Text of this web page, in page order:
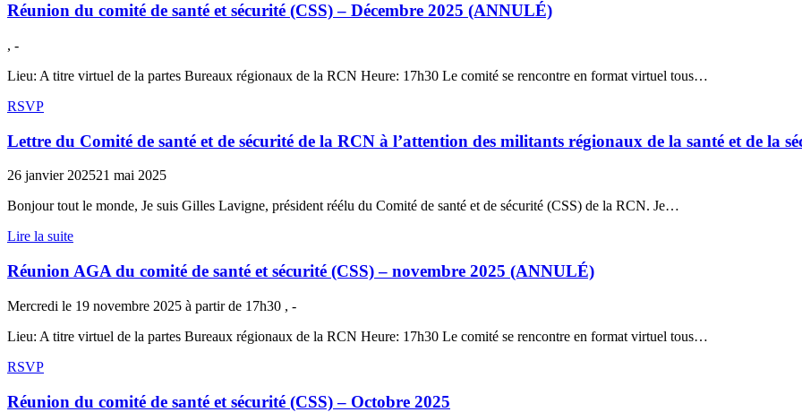
Réunion du comité de santé et sécurité (CSS) – Décembre 2025 (ANNULÉ)
, -
Lieu: A titre virtuel de la partes Bureaux régionaux de la RCN Heure: 17h30 Le comité se rencontre en format virtuel tous…
RSVP
Lettre du Comité de santé et de sécurité de la RCN à l’attention des militants régionaux de la santé et de la
26 janvier 202521 mai 2025
Bonjour tout le monde, Je suis Gilles Lavigne, président réélu du Comité de santé et de sécurité (CSS) de la RCN. Je…
Lire la suite
Réunion AGA du comité de santé et sécurité (CSS) – novembre 2025 (ANNULÉ)
Mercredi le 19 novembre 2025 à partir de 17h30 , -
Lieu: A titre virtuel de la partes Bureaux régionaux de la RCN Heure: 17h30 Le comité se rencontre en format virtuel tous…
RSVP
Réunion du comité de santé et sécurité (CSS) – Octobre 2025